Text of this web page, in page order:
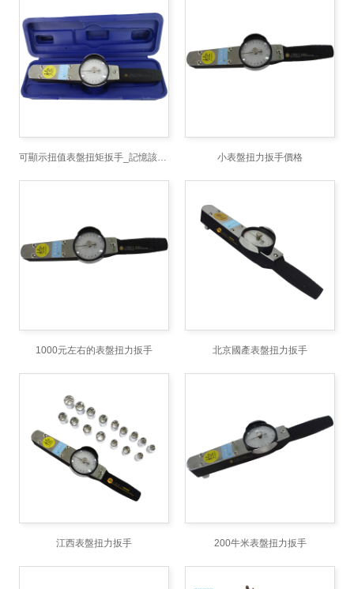
可顯示扭值表盤扭矩扳手_記憶該扭矩值表盤力矩扳手_4000N.m指針 小表盤扭力扳手價格
1000元左右的表盤扭力扳手 北京國產表盤扭力扳手
江西表盤扭力扳手 200牛米表盤扭力扳手